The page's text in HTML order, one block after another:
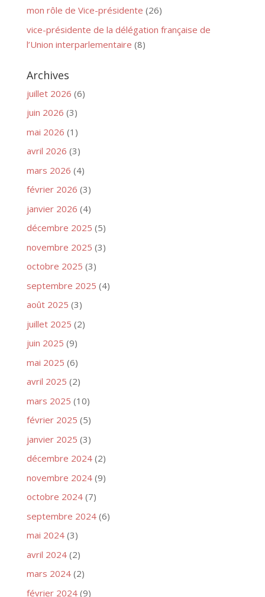
mon rôle de Vice-présidente (26)
vice-présidente de la délégation française de
l’Union interparlementaire (8)
Archives
juillet 2026 (6)
juin 2026 (3)
mai 2026 (1)
avril 2026 (3)
mars 2026 (4)
février 2026 (3)
janvier 2026 (4)
décembre 2025 (5)
novembre 2025 (3)
octobre 2025 (3)
septembre 2025 (4)
août 2025 (3)
juillet 2025 (2)
juin 2025 (9)
mai 2025 (6)
avril 2025 (2)
mars 2025 (10)
février 2025 (5)
janvier 2025 (3)
décembre 2024(2)
novembre 2024(9)
octobre 2024(7)
septembre 2024(6)
mai 2024(3)
avril 2024(2)
mars 2024(2)
février 2024(9)